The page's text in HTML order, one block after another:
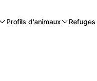
Profils d'animaux Refuges